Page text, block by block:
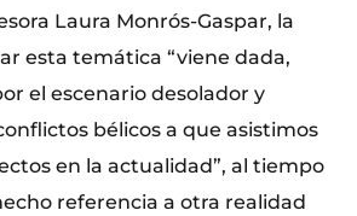
Laura Monrós-Gaspar, la
esta temática “viene dada,
el escenario desolador y
bélicos a que asistimos
en la actualidad”, al tiempo
referencia a otra realidad